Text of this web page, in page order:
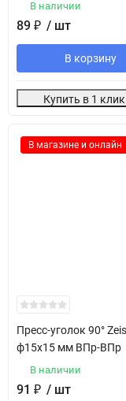
В наличии
89 ₽ / шт
В корзину
Купить в 1 клик
В магазине и онлайн
Пресс-уголок 90°
ф15х15 мм ВПр-ВПр
В наличии
91 ₽ / шт